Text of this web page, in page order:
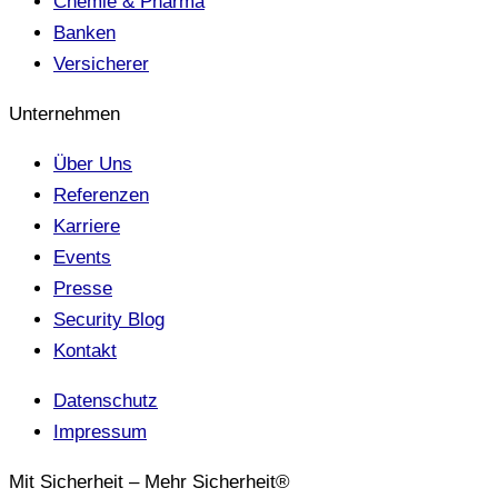
Banken
Versicherer
Unternehmen
Über Uns
Referenzen
Karriere
Events
Presse
Security Blog
Kontakt
Datenschutz
Impressum
Mit Sicherheit – Mehr Sicherheit®